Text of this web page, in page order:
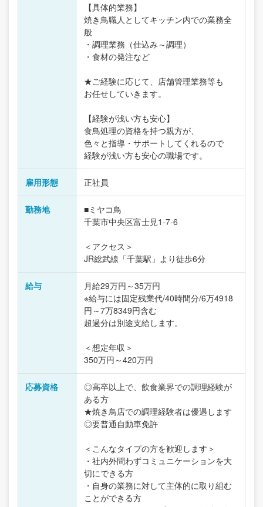
【具体的業務】
焼き鳥職人としてキッチン内での業務全
般
・調理業務（仕込み～調理）
・食材の発注など
★ご経験に応じて、店舗管理業務等も
お任せしていきます。
【経験が浅い方も安心】
食鳥処理の資格を持つ親方が、
色々と指導・サポートしてくれるので
経験が浅い方も安心の職場です。
雇用形態 正社員
勤務地
■ミヤコ鳥
千葉市中央区富士見1-7-6
＜アクセス＞
JR総武線「千葉駅」より徒歩6分
給与
月給29万円～35万円
※給与には固定残業代/40時間分/6万4918
円～7万8349円含む
超過分は別途支給します。
＜想定年収＞
350万円～420万円
応募資格
◎高卒以上で、飲食業界での調理経験が
ある方
★焼き鳥店での調理経験者は優遇します
◎要普通自動車免許
＜こんなタイプの方を歓迎します＞
・社内外問わずコミュニケーションを大
切にできる方
・自身の業務に対して主体的に取り組む
ことができる方